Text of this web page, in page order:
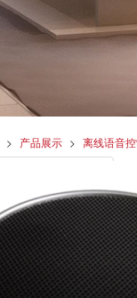
> 产品展示 > 离线语音